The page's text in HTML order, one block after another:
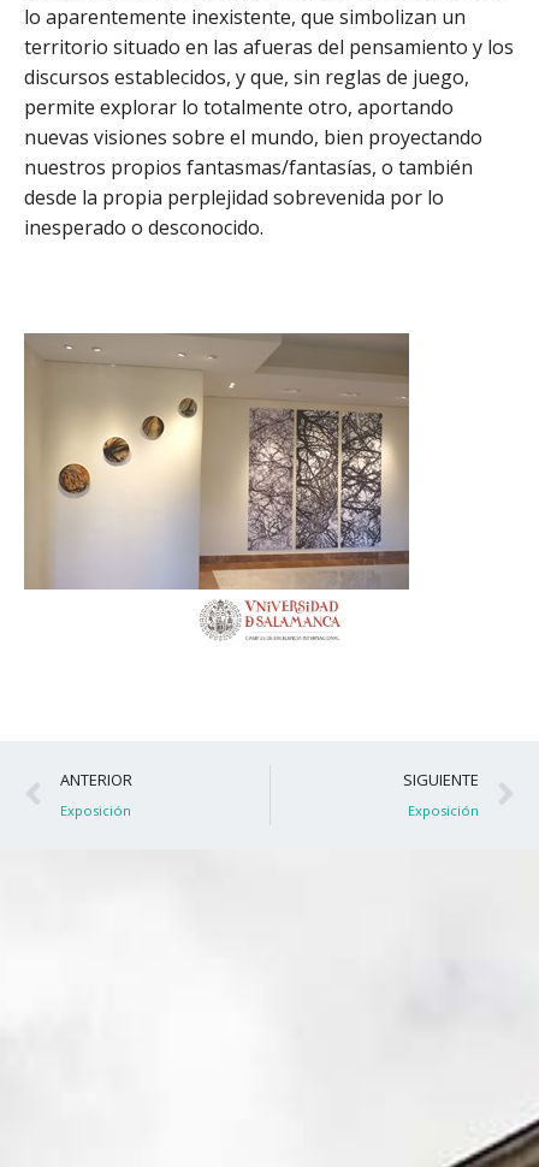
lo aparentemente inexistente, que simbolizan un
territorio situado en las afueras del pensamiento y los
discursos establecidos, y que, sin reglas de juego,
permite explorar lo totalmente otro, aportando
nuevas visiones sobre el mundo, bien proyectando
nuestros propios fantasmas/fantasías, o también
desde la propia perplejidad sobrevenida por lo
inesperado o desconocido.
Ant
ANTERIOR
Exposición
SIGUIENTE
Exposición